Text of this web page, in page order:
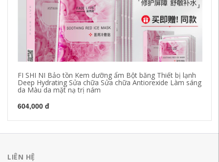
FI SHI NI Bảo tồn Kem dưỡng ẩm Bột băng Thiết bị lạnh
Deep Hydrating Sửa chữa Sửa chữa Antiorexide Làm sáng
da Màu da mặt nạ trị nám
604,000 đ
LIÊN HỆ